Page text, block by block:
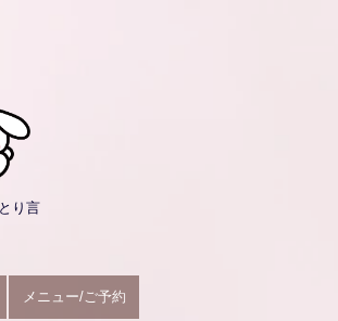
り言
メニュー/ご予約